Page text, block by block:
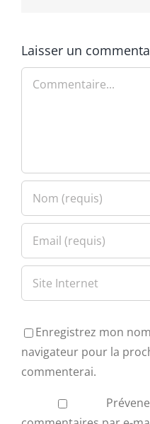
Laisser un
Commentaire
Enregistrez mon
navigateur pour la
commenterai.